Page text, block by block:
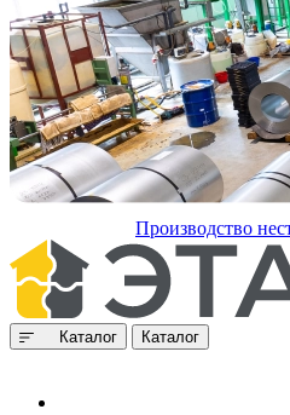
Производство
Каталог Каталог